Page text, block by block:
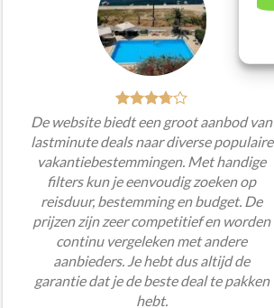
De website biedt een groot aanbod van
lastminute deals naar diverse populaire
vakantiebestemmingen. Met handige
filters kun je eenvoudig zoeken op
reisduur, bestemming en budget. De
prijzen zijn zeer competitief en worden
continu vergeleken met andere
aanbieders. Je hebt dus altijd de
garantie dat je de beste deal te pakken
hebt.